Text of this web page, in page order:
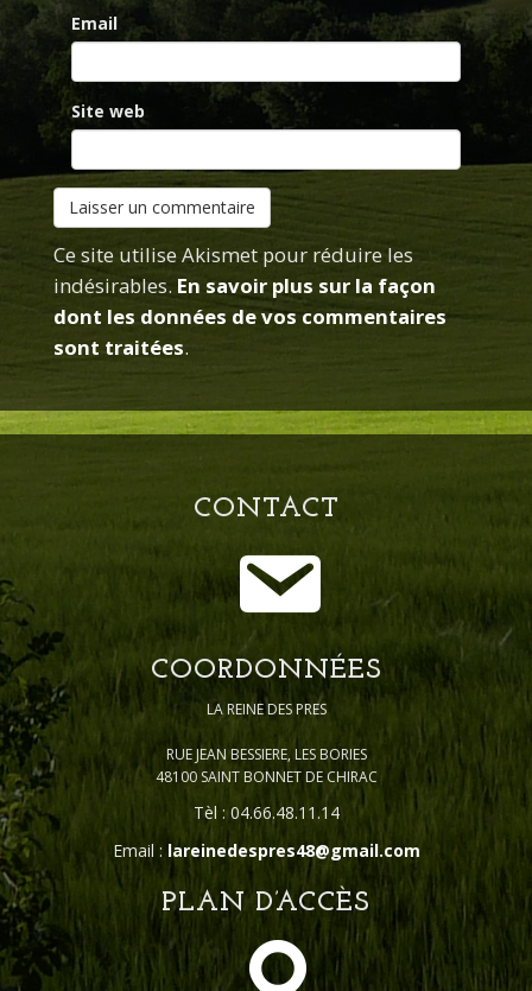
Email
Site web
Ce site utilise Akismet pour réduire les
indésirables. En savoir plus sur la façon
dont les données de vos commentaires
sont traitées.
CONTACT
COORDONNÉES
LA REINE DES PRES
RUE JEAN BESSIERE, LES BORIES
48100 SAINT BONNET DE CHIRAC
Tèl : 04.66.48.11.14
Email : lareinedespres48@gmail.com
PLAN D’ACCÈS